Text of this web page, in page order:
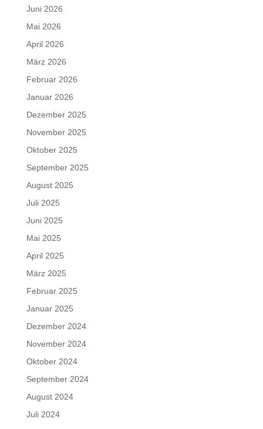
Juni 2026
Mai 2026
April 2026
März 2026
Februar 2026
Januar 2026
Dezember 2025
November 2025
Oktober 2025
September 2025
August 2025
Juli 2025
Juni 2025
Mai 2025
April 2025
März 2025
Februar 2025
Januar 2025
Dezember 2024
November 2024
Oktober 2024
September 2024
August 2024
Juli 2024